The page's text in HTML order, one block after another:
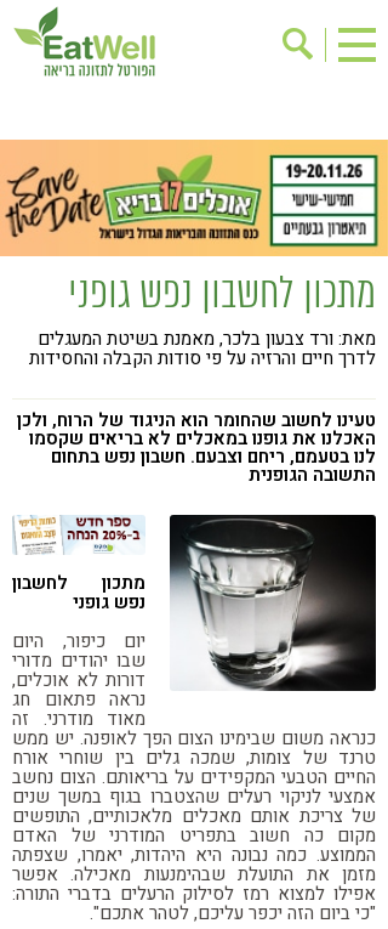
בישול בריא
אינדקס עסקים
ריפוי ומניעת מחלות
בריאות האישה
תוספי תזונה
מתכוני בריאות
אירועים
שינוי תזונתי
גישות בתזונה
דיאטה
ניקוי רעלים
מזונות על
ילדים
תזונה וספורט
הפרעות קשב & ריכוז
רגישות לגלוטן
טעים להכיר
טבעונות
מתכון לחשבון נפש גופני
מאת: ורד צבעון בלכר, מאמנת בשיטת המעגלים
לדרך חיים והרזיה על פי סודות הקבלה והחסידות
טעינו לחשוב שהחומר הוא הניגוד של הרוח, ולכן
האכלנו את גופנו במאכלים לא בריאים שקסמו
לנו בטעמם, ריחם וצבעם. חשבון נפש בתחום
התשובה הגופנית
מתכון לחשבון
נפש גופני
יום כיפור, היום
שבו יהודים מדורי
דורות לא אוכלים,
נראה פתאום חג
מאוד מודרני. זה
כנראה משום שבימינו הצום הפך לאופנה. יש ממש
טרנד של צומות, שמכה גלים בין שוחרי אורח
החיים הטבעי המקפידים על בריאותם. הצום נחשב
אמצעי לניקוי רעלים שהצטברו בגוף במשך שנים
של צריכת אותם מאכלים מלאכותיים, התופשים
מקום כה חשוב בתפריט המודרני של האדם
הממוצע. כמה נבונה היא היהדות, יאמרו, שצפתה
מזמן את התועלת שבהימנעות מאכילה. אפשר
אפילו למצוא רמז לסילוק הרעלים בדברי התורה:
"כי ביום הזה יכפר עליכם, לטהר אתכם".